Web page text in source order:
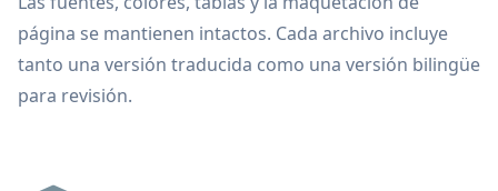
página se mantienen intactos. Cada archivo incluye
tanto una versión traducida como una versión bilingüe
para revisión.